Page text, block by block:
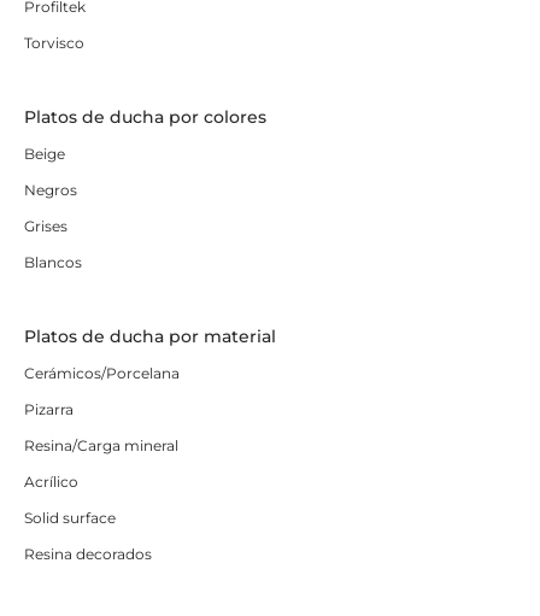
Profiltek
Torvisco
Platos de ducha por colores
Beige
Negros
Grises
Blancos
Platos de ducha por material
Cerámicos/Porcelana
Pizarra
Resina/Carga mineral
Acrílico
Solid surface
Resina decorados